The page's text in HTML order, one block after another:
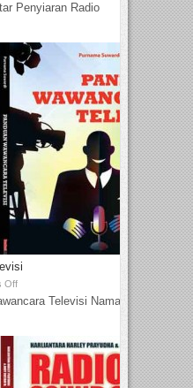
Penyiaran Radio
Off
Televisi Nama